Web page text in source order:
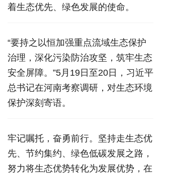
着生态优先、绿色发展的使命。
“要持之以恒加强重点流域生态保护
治理，深化污染防治攻坚，筑牢生态
安全屏障。”5月19日至20日，习近平
总书记在河南考察调研，对生态环境
保护深刻寄语。
牢记嘱托，奋勇前行。坚持走生态优
先、节约集约、绿色低碳发展之路，
努力将生态优势转化为发展优势，在